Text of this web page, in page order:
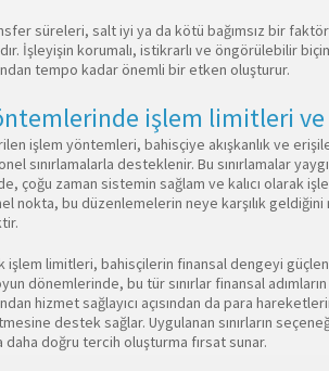
süreleri, salt iyi ya da kötü bağımsız bir
İşleyişin korumalı, istikrarlı ve öngörülebilir
tempo kadar önemli bir etken oluşturur.
işlem limitleri ve
işlem yöntemleri, bahisçiye akışkanlık ve
sınırlamalarla desteklenir. Bu sınırlamalar
çoğu zaman sistemin sağlam ve kalıcı olarak
nokta, bu düzenlemelerin neye karşılık
işlem limitleri, bahisçilerin finansal dengeyi
dönemlerinde, bu tür sınırlar finansal
hizmet sağlayıcı açısından da para
destek sağlar. Uygulanan sınırların
daha doğru tercih oluşturma fırsat sunar.